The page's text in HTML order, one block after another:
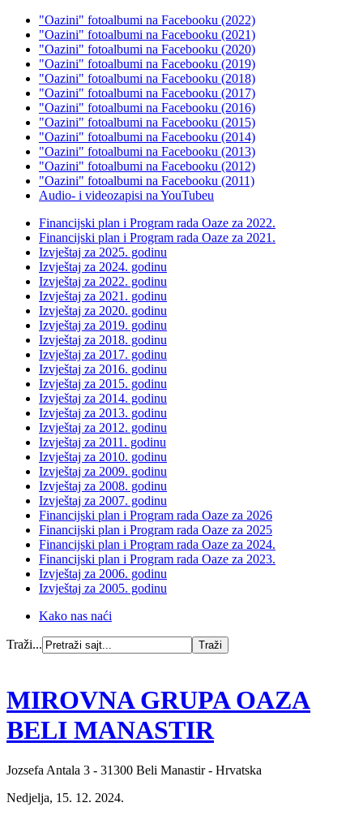
"Oazini" fotoalbumi na Facebooku (2022)
"Oazini" fotoalbumi na Facebooku (2021)
"Oazini" fotoalbumi na Facebooku (2020)
"Oazini" fotoalbumi na Facebooku (2019)
"Oazini" fotoalbumi na Facebooku (2018)
"Oazini" fotoalbumi na Facebooku (2017)
"Oazini" fotoalbumi na Facebooku (2016)
"Oazini" fotoalbumi na Facebooku (2015)
"Oazini" fotoalbumi na Facebooku (2014)
"Oazini" fotoalbumi na Facebooku (2013)
"Oazini" fotoalbumi na Facebooku (2012)
"Oazini" fotoalbumi na Facebooku (2011)
Audio- i videozapisi na YouTubeu
Financijski plan i Program rada Oaze za 2022.
Financijski plan i Program rada Oaze za 2021.
Izvještaj za 2025. godinu
Izvještaj za 2024. godinu
Izvještaj za 2022. godinu
Izvještaj za 2021. godinu
Izvještaj za 2020. godinu
Izvještaj za 2019. godinu
Izvještaj za 2018. godinu
Izvještaj za 2017. godinu
Izvještaj za 2016. godinu
Izvještaj za 2015. godinu
Izvještaj za 2014. godinu
Izvještaj za 2013. godinu
Izvještaj za 2012. godinu
Izvještaj za 2011. godinu
Izvještaj za 2010. godinu
Izvještaj za 2009. godinu
Izvještaj za 2008. godinu
Izvještaj za 2007. godinu
Financijski plan i Program rada Oaze za 2026
Financijski plan i Program rada Oaze za 2025
Financijski plan i Program rada Oaze za 2024.
Financijski plan i Program rada Oaze za 2023.
Izvještaj za 2006. godinu
Izvještaj za 2005. godinu
Kako nas naći
Traži...
MIROVNA GRUPA OAZA
BELI MANASTIR
Jozsefa Antala 3 - 31300 Beli Manastir - Hrvatska
Nedjelja, 15. 12. 2024.